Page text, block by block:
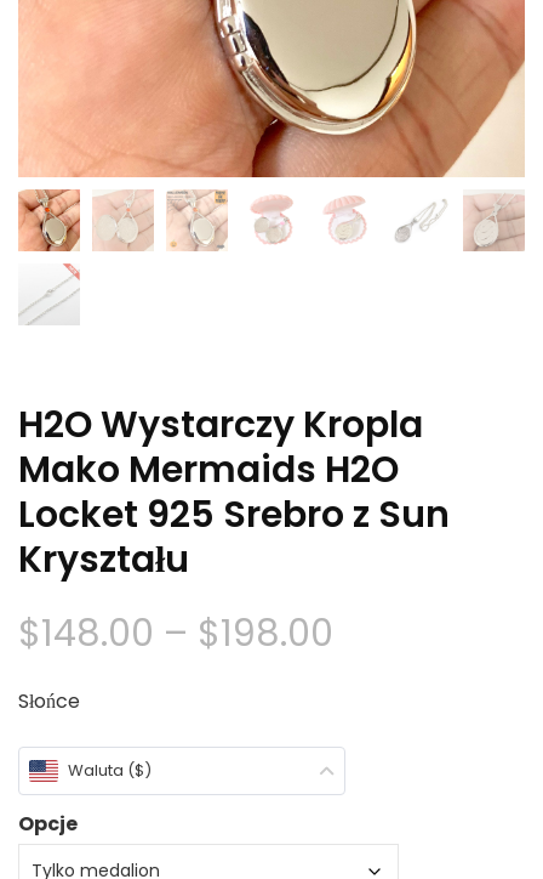
H2O Wystarczy Kropla
Mako Mermaids H2O
Locket 925 Srebro z Sun
Kryształu
$148.00 – $198.00
$148.00
Poprzez
$198.00
Słońce
Waluta ($)
Opcje